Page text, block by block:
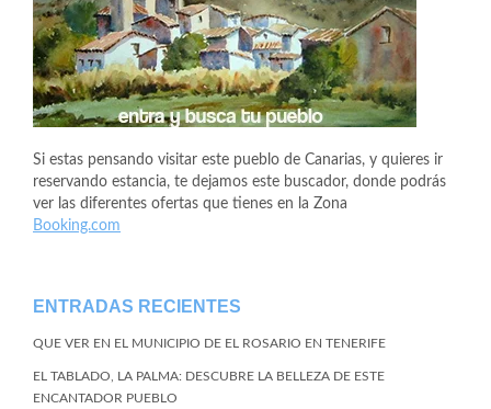
Si estas pensando visitar este pueblo de Canarias, y quieres ir
reservando estancia, te dejamos este buscador, donde podrás
ver las diferentes ofertas que tienes en la Zona
Booking.com
ENTRADAS RECIENTES
QUE VER EN EL MUNICIPIO DE EL ROSARIO EN TENERIFE
EL TABLADO, LA PALMA: DESCUBRE LA BELLEZA DE ESTE
ENCANTADOR PUEBLO